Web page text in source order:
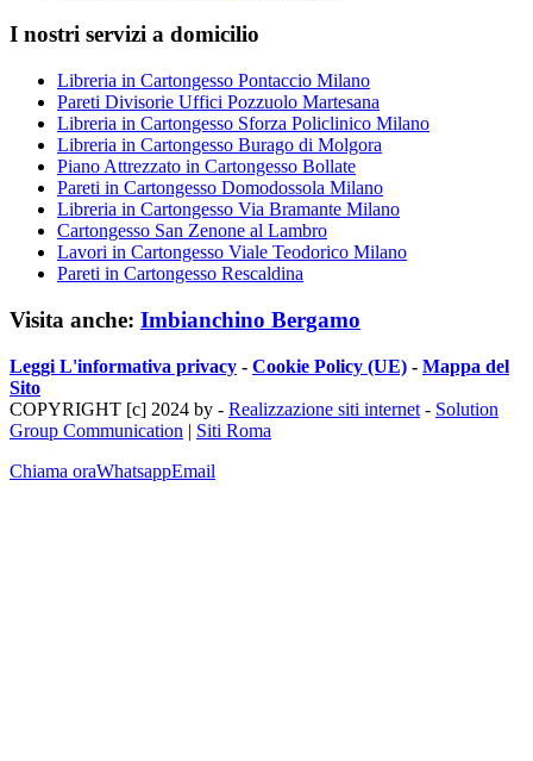
I nostri servizi a domicilio
Libreria in Cartongesso Pontaccio Milano
Pareti Divisorie Uffici Pozzuolo Martesana
Libreria in Cartongesso Sforza Policlinico Milano
Libreria in Cartongesso Burago di Molgora
Piano Attrezzato in Cartongesso Bollate
Pareti in Cartongesso Domodossola Milano
Libreria in Cartongesso Via Bramante Milano
Cartongesso San Zenone al Lambro
Lavori in Cartongesso Viale Teodorico Milano
Pareti in Cartongesso Rescaldina
Visita anche: Imbianchino Bergamo
Leggi L'informativa privacy - Cookie Policy (UE) - Mappa del
Sito
COPYRIGHT [c] 2024 by - Realizzazione siti internet - Solution
Group Communication | Siti Roma
Chiama oraWhatsappEmail